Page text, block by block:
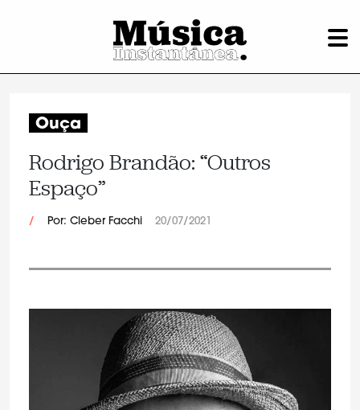
Ouça
Rodrigo Brandão: “Outros
Espaço”
/ Por: Cleber Facchi 20/07/2021